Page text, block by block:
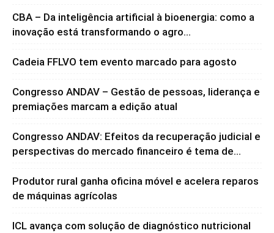
CBA – Da inteligência artificial à bioenergia: como a
inovação está transformando o agro...
Cadeia FFLVO tem evento marcado para agosto
Congresso ANDAV – Gestão de pessoas, liderança e
premiações marcam a edição atual
Congresso ANDAV: Efeitos da recuperação judicial e
perspectivas do mercado financeiro é tema de...
Produtor rural ganha oficina móvel e acelera reparos
de máquinas agrícolas
ICL avança com solução de diagnóstico nutricional